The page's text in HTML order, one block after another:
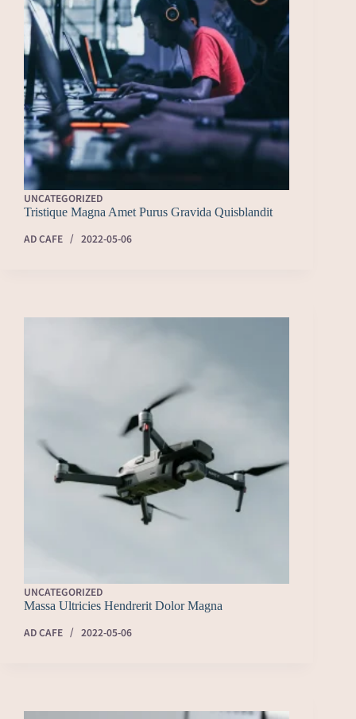
UNCATEGORIZED
Tristique Magna Amet Purus Gravida Quisblandit
AD CAFE
2022-05-06
UNCATEGORIZED
Massa Ultricies Hendrerit Dolor Magna
AD CAFE
2022-05-06